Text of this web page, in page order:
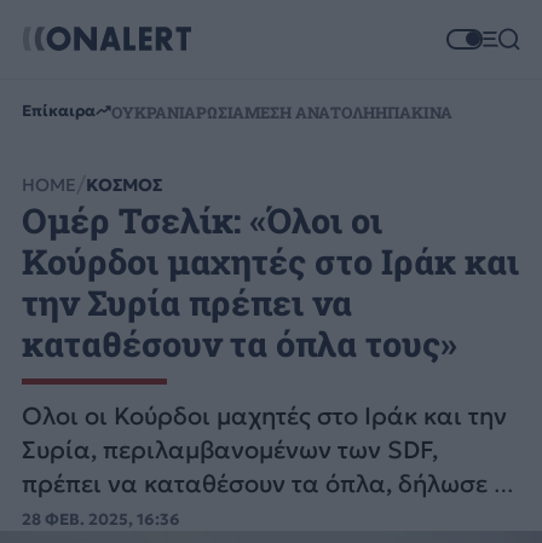
Επίκαιρα ΟΥΚΡΑΝΙΑΡΩΣΙΑΜΕΣΗ ΑΝΑΤΟΛΗΗΠΑΚΙΝΑ
HOME ΚΟΣΜΟΣ
Ομέρ Τσελίκ: «Όλοι οι
Κούρδοι μαχητές στο Ιράκ και
την Συρία πρέπει να
καταθέσουν τα όπλα τους»
Ολοι οι Κούρδοι μαχητές στο Ιράκ και την
Συρία, περιλαμβανομένων των SDF,
πρέπει να καταθέσουν τα όπλα, δήλωσε ο
εκπρόσωπος του AKP, Ομέρ Τσελίκ.
28 ΦΕΒ. 2025, 16:36